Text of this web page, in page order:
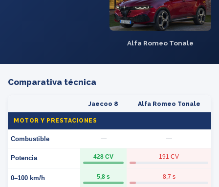
Alfa Romeo Tonale
Comparativa técnica
Jaecoo 8 Alfa Romeo Tonale
MOTOR Y PRESTACIONES
Combustible — —
Potencia 428 CV 191 CV
0–100 km/h 5,8 s 8,7 s